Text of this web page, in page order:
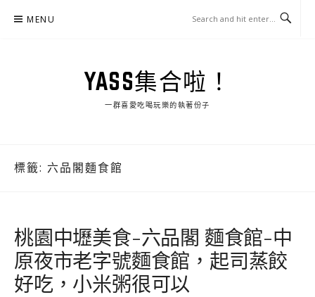
MENU
YASS集合啦！
一群喜愛吃喝玩樂的執著份子
標籤: 六品閣麵食館
桃園中壢美食-六品閣 麵食館-中
原夜市老字號麵食館，起司蒸餃
好吃，小米粥很可以